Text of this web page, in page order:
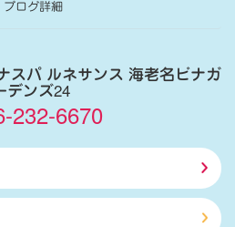
ブログ詳細
スパ ルネサンス 海老名ビナガ
デンズ24
232-6670